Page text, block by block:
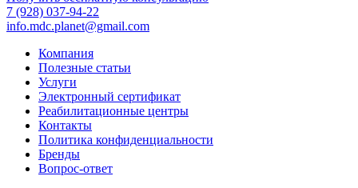
7 (928) 037-94-22
info.mdc.planet@gmail.com
Компания
Полезные статьи
Услуги
Электронный сертификат
Реабилитационные центры
Контакты
Политика конфиденциальности
Бренды
Вопрос-ответ